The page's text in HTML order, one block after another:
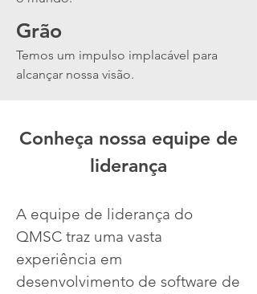
A equipe de liderança do
QMSC traz uma vasta
experiência em
desenvolvimento de software de
Grão
Temos um impulso implacável para
alcançar nossa visão.
Conheça nossa equipe de
liderança